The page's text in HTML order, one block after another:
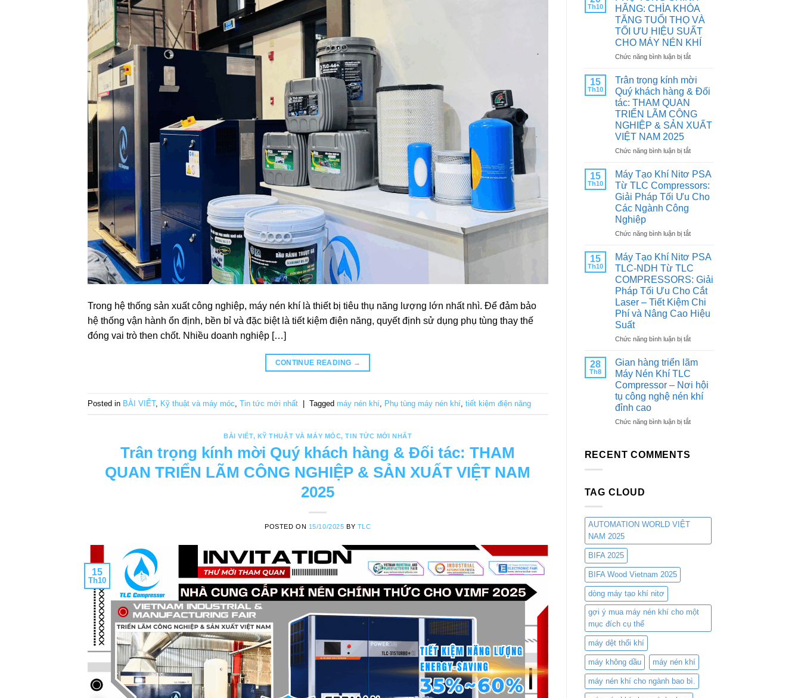
Trong hệ thống sản xuất công nghiệp, máy nén khí là thiết bị tiêu thụ năng lượng lớn nhất nhì. Để đảm bảo
hệ thống vận hành ổn định, bền bỉ và đặc biệt là tiết kiệm điện năng, quyết định sử dụng phụ tùng thay thế
đóng vai trò then chốt. Nhiều doanh nghiệp […]
CONTINUE READING →
Posted in BÀI VIẾT, Kỹ thuật và máy móc Tin tức mới nhất | Tagged máy nén khí Phụ tùng máy nén khí tiết kiệm điện năng
BÀI VIẾT, KỸ THUẬT VÀ MÁY MÓC,TIN TỨC MỚI NHẤT
Trân trọng kính mời Quý khách hàng & Đối tác: THAM
QUAN TRIỂN LÃM CÔNG NGHIỆP & SẢN XUẤT VIỆT NAM
2025
POSTED ON 15/10/2025 BY TLC
15
Th10
Th10
HÃNG: CHÌA KHÓA
TĂNG TUỔI THỌ VÀ
TỐI ƯU HIỆU SUẤT
CHO MÁY NÉN KHÍ
Chức năng bình luận bị tắtở
TÙNG
CHÍNH
HÃNG:
KHÓA
TĂNG
ƯU
HIỆU
SUẤT
15
Th10
Trân trọng kính mời
Quý khách hàng & Đối
tác: THAM QUAN
TRIỂN LÃM CÔNG
NGHIỆP & SẢN XUẤT
VIỆT NAM 2025
Chức năng bình luận bị tắtở
trọng
mời
Quý
&
THAM
QUAN
TRIỂN
LÃM
CÔNG
NGHIỆP
XUẤT
NAM
2025
15
Th10
Máy Tạo Khí Nitơ PSA
Từ TLC Compressors:
Giải Pháp Tối Ưu Cho
Các Ngành Công
Nghiệp
Chức năng bình luận bị tắtở
Tạo
Khí
Nitơ
PSA
Từ
TLC
Compressors:
Cho
Các
Ngành
Công
15
Th10
Máy Tạo Khí Nitơ PSA
TLC-NDH Từ TLC
COMPRESSORS: Giải
Pháp Tối Ưu Cho Cắt
Laser – Tiết Kiệm Chi
Phí và Nâng Cao Hiệu
Suất
Chức năng bình luận bị tắtở
PSA
TLC-
Từ
–
Suất
28
Th8
Gian hàng triển lãm
Máy Nén Khí TLC
Compressor – Nơi hội
tụ công nghệ nén khí
đỉnh cao
Chức năng bình luận bị tắtở
–
hội
đỉnh
cao
RECENT COMMENTS
TAG CLOUD
AUTOMATION WORLD VIỆT
NAM 2025
BIFA 2025
BIFA Wood Vietnam 2025
dòng máy tạo khí nitơ
gợi ý mua máy nén khí cho một
mục đích cụ thể
máy dệt thổi khí
máy không dầu máy nén khí
máy nén khí cho ngành bao bì.